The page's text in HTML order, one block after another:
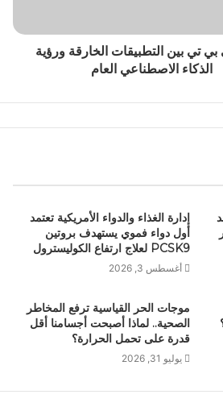
تي بين التطبيقات الخارقة ورؤية
الذكاء الاصطناعي العام
إدارة الغذاء والدواء الأمريكية تعتمد
أول دواء فموي يستهدف بروتين
PCSK9 لعلاج ارتفاع الكوليسترول
أغسطس 3, 2026
موجات الحر القياسية ترفع المخاطر
الصحية.. لماذا أصبحت أجسامنا أقل
قدرة على تحمل الحرارة؟
يوليو 31, 2026